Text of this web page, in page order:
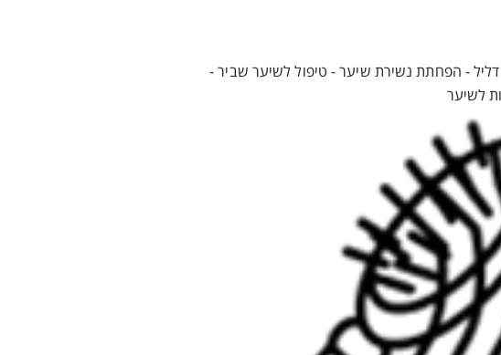
- הפחתת נשירת שיער - טיפול לשיער שביר -
לשיער